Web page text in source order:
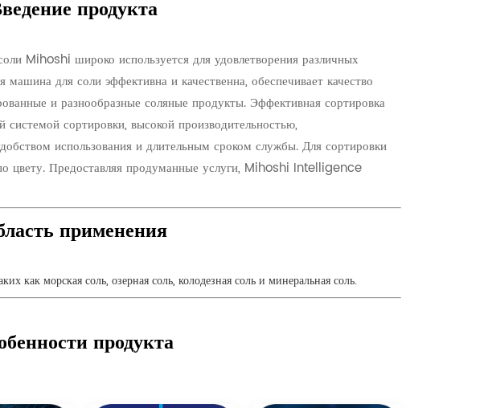
продукта
Mihoshi широко используется для удовлетворения различных
машина для соли эффективна и качественна, обеспечивает качество
и разнообразные соляные продукты. Эффективная сортировка
сортировки, высокой производительностью,
использования и длительным сроком службы.Для сортировки
цвету.Предоставляя продуманные услуги, Mihoshi Intelligence
применения
как морская соль, озерная соль, колодезная соль и минеральная соль.
продукта